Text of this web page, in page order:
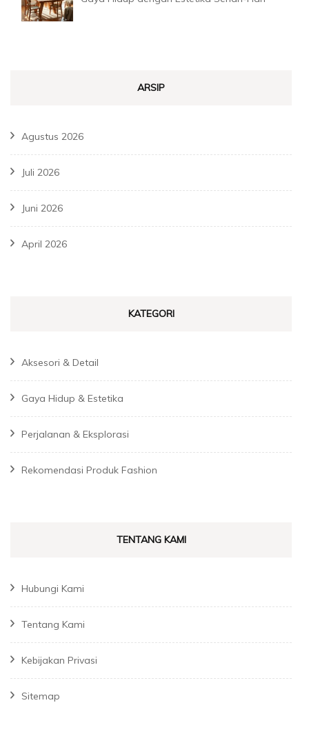
ARSIP
Agustus 2026
Juli 2026
Juni 2026
April 2026
KATEGORI
Aksesori & Detail
Gaya Hidup & Estetika
Perjalanan & Eksplorasi
Rekomendasi Produk Fashion
TENTANG KAMI
Hubungi Kami
Tentang Kami
Kebijakan Privasi
Sitemap